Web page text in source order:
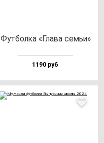
Фут­бол­ка «Гла­ва семьи»
1190 руб